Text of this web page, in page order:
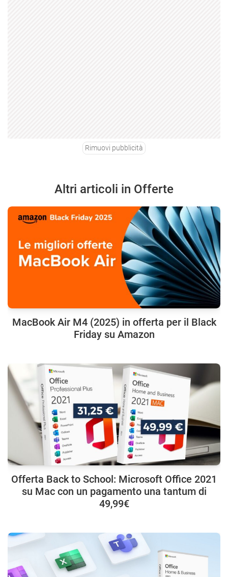
Rimuovi pubblicità
Altri articoli in Offerte
MacBook Air M4 (2025) in offerta per il Black
Friday su Amazon
Offerta Back to School: Microsoft Office 2021
su Mac con un pagamento una tantum di
49,99€